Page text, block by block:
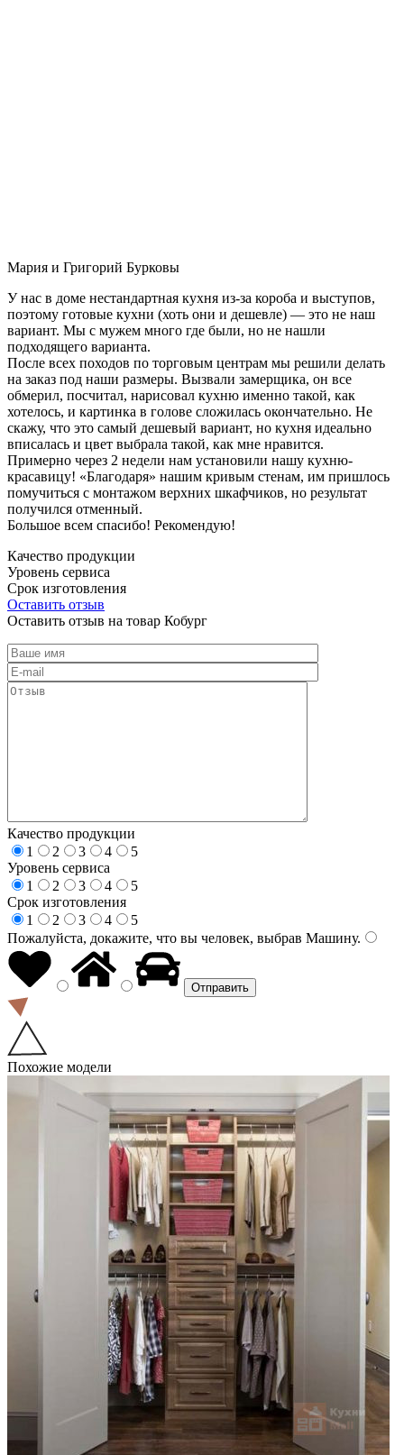
Мария и Григорий Бурковы
У нас в доме нестандартная кухня из-за короба и выступов,
поэтому готовые кухни (хоть они и дешевле) — это не наш
вариант. Мы с мужем много где были, но не нашли
подходящего варианта.
После всех походов по торговым центрам мы решили делать
на заказ под наши размеры. Вызвали замерщика, он все
обмерил, посчитал, нарисовал кухню именно такой, как
хотелось, и картинка в голове сложилась окончательно. Не
скажу, что это самый дешевый вариант, но кухня идеально
вписалась и цвет выбрала такой, как мне нравится.
Примерно через 2 недели нам установили нашу кухню-
красавицу! «Благодаря» нашим кривым стенам, им пришлось
помучиться с монтажом верхних шкафчиков, но результат
получился отменный.
Большое всем спасибо! Рекомендую!
Качество продукции
Уровень сервиса
Срок изготовления
Оставить отзыв
Оставить отзыв на товар Кобург
Качество продукции
1
2 3 4
5
Уровень сервиса
1
2 3 4
5
Срок изготовления
1
2 3 4
5
Пожалуйста, докажите, что вы человек, выбрав Машину.
Похожие модели